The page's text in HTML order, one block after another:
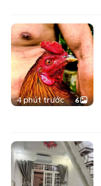
4 phút trước 6